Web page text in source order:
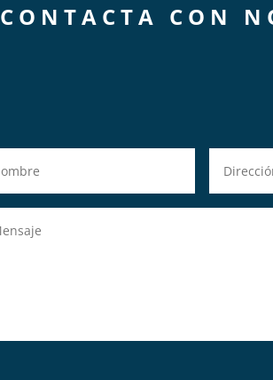
CONTACTA CON